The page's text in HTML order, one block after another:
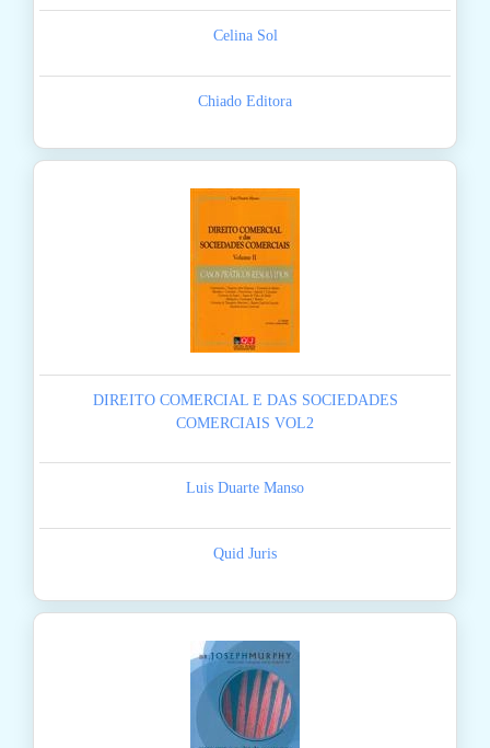
Celina Sol
Chiado Editora
DIREITO COMERCIAL E DAS SOCIEDADES
COMERCIAIS VOL2
Luis Duarte Manso
Quid Juris